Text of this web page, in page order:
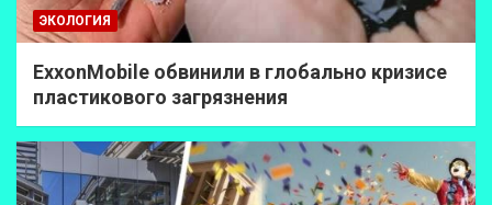
ЭКОЛОГИЯ
ExxonMobilе обвинили в глобально кризисе
пластикового загрязнения